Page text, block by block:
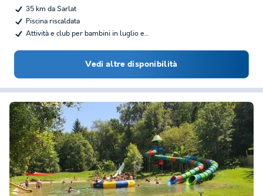
35 km da Sarlat
Piscina riscaldata
Attività e club per bambini in luglio e…
Vedi altre disponibilità